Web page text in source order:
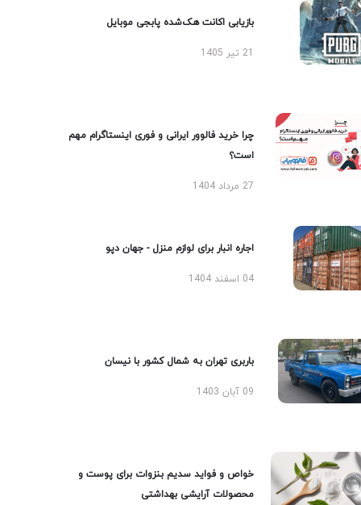
بازیابی اکانت هک‌شده پابجی موبایل
چرا خرید فالوور ایرانی و فوری اینستاگرام مهم
است؟
27 مرداد 1404
اجاره انبار برای لوازم منزل - جهان دپو
04 اسفند 1404
باربری تهران به شمال کشور با نیسان
09 آبان 1403
خواص و فواید سدیم بنزوات برای پوست و
محصولات آرایشی بهداشتی